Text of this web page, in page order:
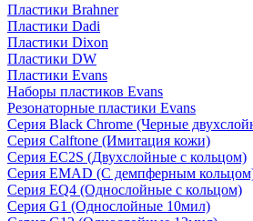
Пластики Brahner
Пластики Dadi
Пластики Dixon
Пластики DW
Пластики Evans
Наборы пластиков Evans
Резонаторные пластики Evans
Серия Black Chrome (Черные
Серия Calftone (Имитация кожи)
Серия EC2S (Двухслойные с кольцом)
Серия EMAD (С демпферным
Серия EQ4 (Однослойные с кольцом)
Серия G1 (Однослойные 10мил)